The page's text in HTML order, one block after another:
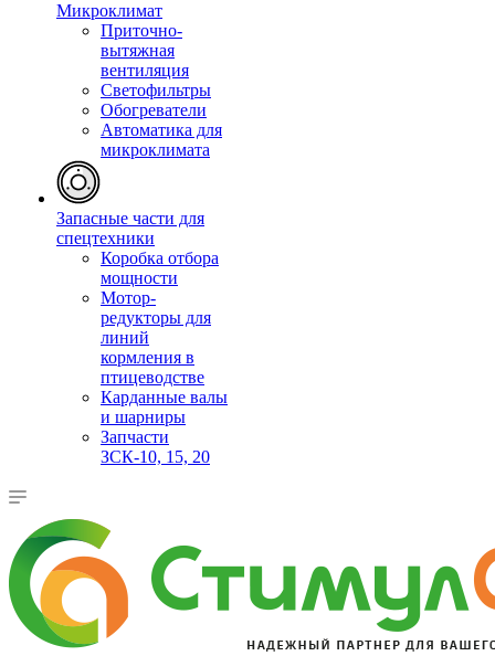
Микроклимат
Приточно-
вытяжная
вентиляция
Светофильтры
Обогреватели
Автоматика для
микроклимата
Запасные части для
спецтехники
Коробка отбора
мощности
Мотор-
редукторы для
линий
кормления в
птицеводстве
Карданные валы
и шарниры
Запчасти
ЗСК-10, 15, 20